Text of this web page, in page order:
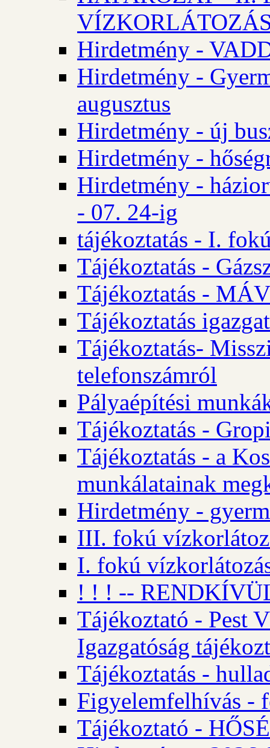
Hirdetmény -
Hirdetmény -
augusztus
Hirdetmény - új
Hirdetmény -
Hirdetmény -
- 07. 24-ig
tájékoztatás - I.
Tájékoztatás -
Tájékoztatás -
Tájékoztatás
Tájékoztatás-
telefonszámról
Pályaépítési
Tájékoztatás -
Tájékoztatás - a
munkálatainak
Hirdetmény -
III. fokú
I. fokú
! ! ! --
Tájékoztató - Pest
Igazgatóság
Tájékoztatás -
Figyelemfelhívás -
Tájékoztató -